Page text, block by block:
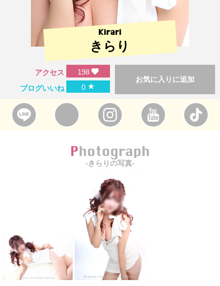
Kirari
きらり
アクセス
198
ブログいいね
0 ★
お気に入りに追加
Photograph
-きらりの写真-